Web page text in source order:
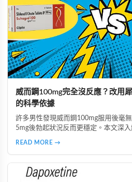
威而鋼100mg完全沒反應？改用
的科學依據
許多男性發現威而鋼100mg服用後毫
5mg後勃起狀況反而更穩定。本文深
用藥建議。
READ MORE →